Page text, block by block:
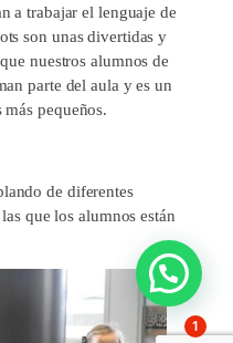
a trabajar el lenguaje de
son unas divertidas y
nuestros alumnos de
parte del aula y es un
pequeños.
de diferentes
que los alumnos están
1